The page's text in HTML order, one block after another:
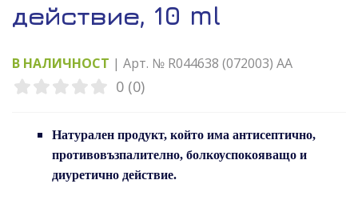
действие, 10 ml
В НАЛИЧНОСТ | Арт. № R044638 (072003) AA
0 (0)
Натурален продукт, който има антисептично,
противовъзпалително, болкоуспокояващо и
диуретично действие.